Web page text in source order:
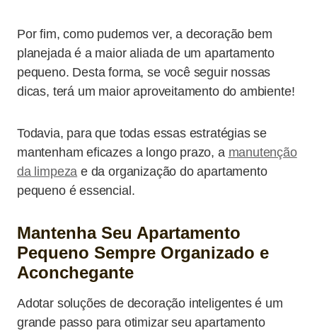
Por fim, como pudemos ver, a decoração bem
planejada é a maior aliada de um apartamento
pequeno. Desta forma, se você seguir nossas
dicas, terá um maior aproveitamento do ambiente!
Todavia, para que todas essas estratégias se
mantenham eficazes a longo prazo, a manutenção
da limpeza e da organização do apartamento
pequeno é essencial.
Mantenha Seu Apartamento
Pequeno Sempre Organizado e
Aconchegante
Adotar soluções de decoração inteligentes é um
grande passo para otimizar seu apartamento